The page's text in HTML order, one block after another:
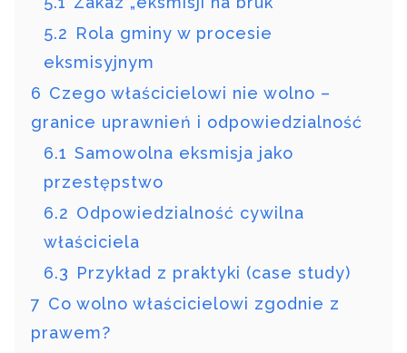
5.2 Rola gminy w procesie
eksmisyjnym
6 Czego właścicielowi nie wolno –
granice uprawnień i odpowiedzialność
6.1 Samowolna eksmisja jako
przestępstwo
6.2 Odpowiedzialność cywilna
właściciela
6.3 Przykład z praktyki (case study)
7 Co wolno właścicielowi zgodnie z
prawem?